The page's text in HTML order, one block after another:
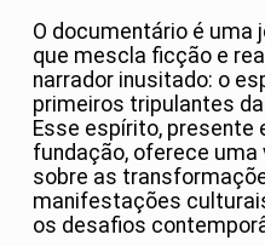
O documentário é uma
que mescla ficção e
narrador inusitado: o
primeiros tripulantes
Esse espírito, presente
fundação, oferece
sobre as
manifestações
os desafios